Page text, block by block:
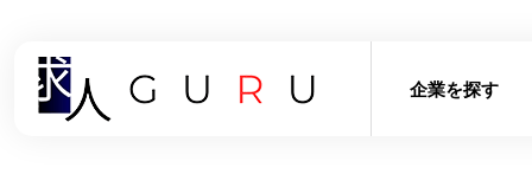
企業を探す